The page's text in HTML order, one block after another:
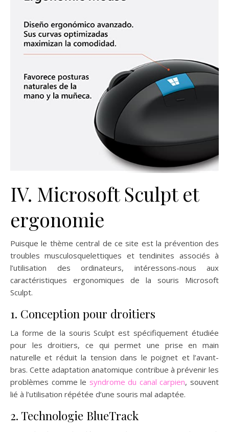
IV. Microsoft Sculpt et
ergonomie
Puisque le thème central de ce site est la prévention des
troubles musculosquelettiques et tendinites associés à
l’utilisation des ordinateurs, intéressons-nous aux
caractéristiques ergonomiques de la souris Microsoft
Sculpt.
1. Conception pour droitiers
La forme de la souris Sculpt est spécifiquement étudiée
pour les droitiers, ce qui permet une prise en main
naturelle et réduit la tension dans le poignet et l’avant-
bras. Cette adaptation anatomique contribue à prévenir les
problèmes comme le syndrome du canal carpien, souvent
lié à l’utilisation répétée d’une souris mal adaptée.
2. Technologie BlueTrack